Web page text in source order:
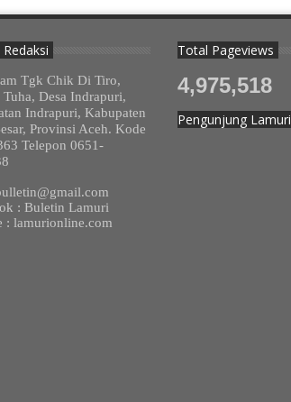
Tgk Chik Di Tiro,
Tuha, Desa Indrapuri,
Indrapuri, Kabupaten
Provinsi Aceh. Kode
Telepon 0651-
: Buletin Lamuri
: lamurionline.com
Total Pageviews
4,975,518
Pengunjung Lamuri